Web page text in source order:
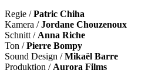
Regie /Patric Chiha
Kamera /Jordane Chouzenoux
Schnitt / Anna Riche
Ton /Pierre Bompy
Sound Design /Mikaël Barre
Produktion / Aurora Films